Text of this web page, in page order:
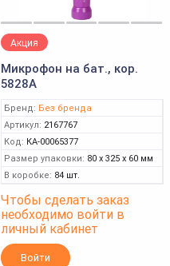
Акция
Микрофон на бат., кор.
5828A
Бренд: Без бренда
Артикул: 2167767
Код: КА-00065377
Размер упаковки: 80 x 325 x 60 мм
В коробке: 84 шт.
Чтобы сделать заказ
необходимо войти в
личный кабинет
Войти